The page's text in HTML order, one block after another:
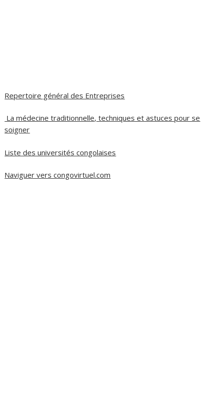
Repertoire général des Entreprises
La médecine traditionnelle, techniques et astuces pour se
soigner
Liste des universités congolaises
Naviguer vers congovirtuel.com